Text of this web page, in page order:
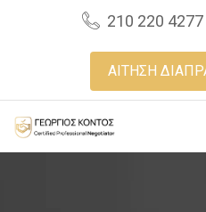
210 220
ΑΙΤΗΣΗ